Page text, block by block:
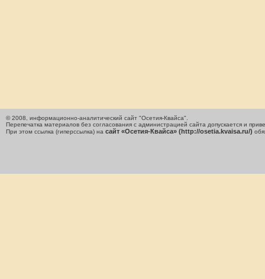
© 2008, информационно-аналитический сайт "Осетия-Квайса".
Перепечатка материалов без согласования с администрацией сайта допускается и
При этом ссылка (гиперссылка) на сайт «Осетия-Квайса» (http://osetia.kvaisa.ru/)